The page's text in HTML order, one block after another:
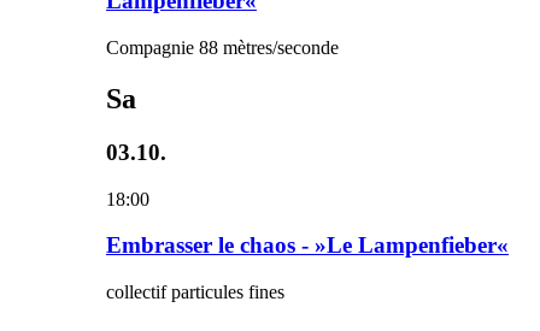
Compagnie 88 mètres/seconde
Sa
03.10.
18:00
Embrasser le chaos - »Le Lampenfieber«
collectif particules fines